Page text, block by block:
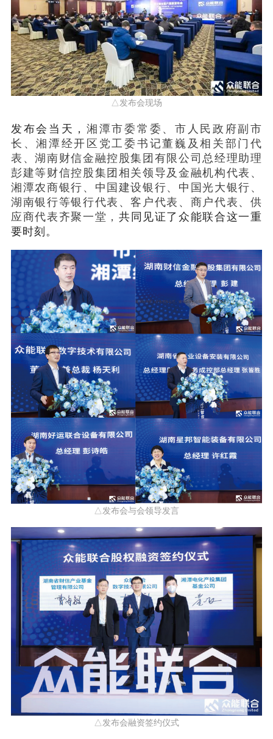
△发布会现场
发布会当天，湘潭市委常委、市人民政府副市
长、湘潭经开区党工委书记董巍及相关部门代
表、湖南财信金融控股集团有限公司总经理助理
彭建等财信控股集团相关领导及金融机构代表、
湘潭农商银行、中国建设银行、中国光大银行、
湖南银行等银行代表、客户代表、商户代表、供
应商代表齐聚一堂， 共同见证了众能联合这一重
要时刻。
△发布会与会领导发言
△发布会融资签约仪式